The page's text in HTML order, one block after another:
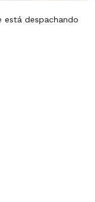
está despachando